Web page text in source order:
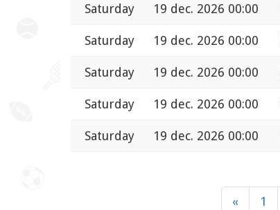
Saturday 19 dec. 2026 00:00
Saturday 19 dec. 2026 00:00
Saturday 19 dec. 2026 00:00
Saturday 19 dec. 2026 00:00
Saturday 19 dec. 2026 00:00
« 1